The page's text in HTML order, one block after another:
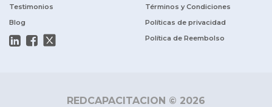
Testimonios
Blog
Términos y Condiciones
Políticas de privacidad
Política de Reembolso
REDCAPACITACION © 2026